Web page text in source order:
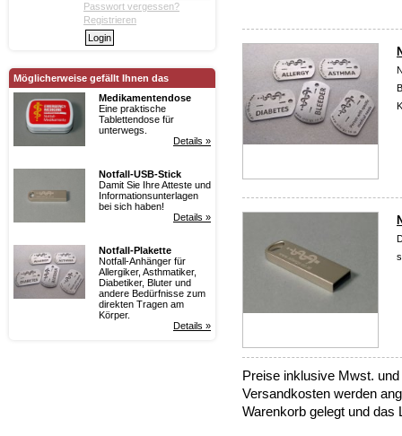
Passwort vergessen?
Registrieren
Möglicherweise gefällt Ihnen das
Medikamentendose
Eine praktische
Tablettendose für
unterwegs.
Details »
Notfall-USB-Stick
Damit Sie Ihre Atteste und
Informationsunterlagen
bei sich haben!
Details »
Notfall-Plakette
Notfall-Anhänger für
Allergiker, Asthmatiker,
Diabetiker, Bluter und
andere Bedürfnisse zum
direkten Tragen am
Körper.
Details »
Preise inklusive Mwst.
Versandkosten werden
Warenkorb gelegt und das